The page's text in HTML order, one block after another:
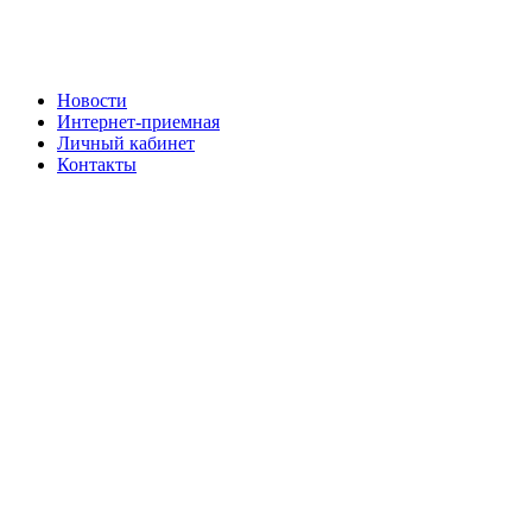
Новости
Интернет-приемная
Личный кабинет
Контакты